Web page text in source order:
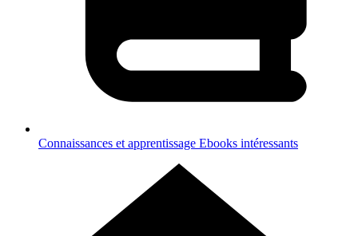
Connaissances et apprentissage Ebooks intéressants